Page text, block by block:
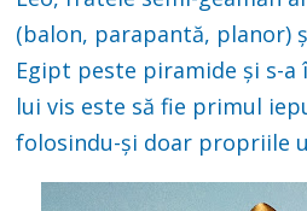
(balon, parapantă, planor)
Egipt peste piramide și s-
lui vis este să fie primul
folosindu-și doar propriile